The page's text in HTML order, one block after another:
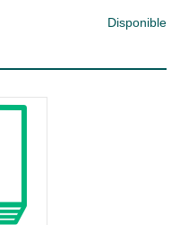
Disponible